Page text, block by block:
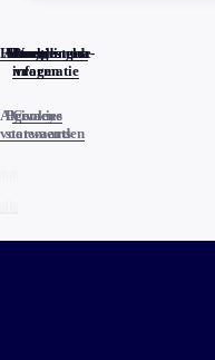
Home
Actueel
Uitzendingen
Reacties
Programma-
informatie
Veelgestelde
vragen
Algemene
voorwaarden
Privacy
statements
Cookies